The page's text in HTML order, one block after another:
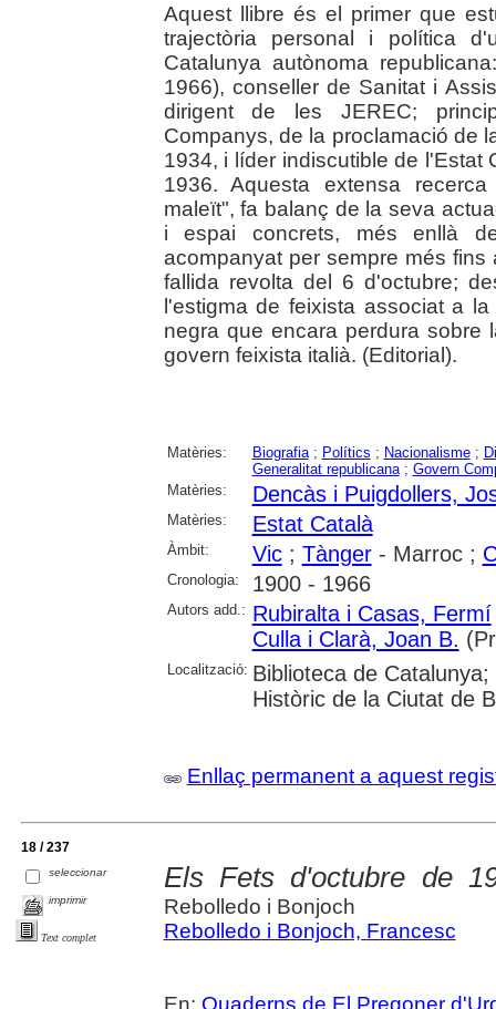
Aquest llibre és el primer que
trajectòria personal i política
Catalunya autònoma
1966), conseller de Sanitat i
dirigent de les JEREC;
Companys, de la proclamació de
1934, i líder indiscutible de l'Estat
1936. Aquesta extensa
maleït", fa balanç de la seva
i espai concrets, més enllà
acompanyat per sempre més
fallida revolta del 6 d'octubre;
l'estigma de feixista associat a
negra que encara perdura sobre
govern feixista italià. (Editorial).
Matèries: Biografia; Polítics ; Nacionalisme;
Generalitat republicana; Govern
Matèries:
Dencàs i Puigdollers,
Matèries: Estat Català
Àmbit: Vic; Tànger- Marroc ;
Cronologia: 1900 - 1966
Autors add.: Rubiralta i Casas, Fermí
Culla i Clarà, Joan B.
Localització: Biblioteca de
Històric de la Ciutat de
Enllaç permanent a aquest
18 / 237
seleccionar
imprimir
Text complet
Els Fets d'octubre de
Rebolledo i Bonjoch
Rebolledo i Bonjoch, Francesc
En: Quaderns de El Pregoner